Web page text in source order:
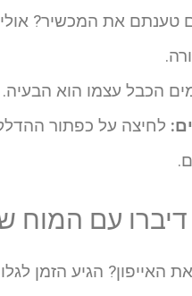
טענתם את המכשיר?
הכבל עצמו הוא
לחיצה על כפתור
עם המוח
האייפון? הגיע הזמן